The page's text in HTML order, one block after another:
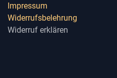
Impressum
Widerrufsbelehrung
Widerruf erklären